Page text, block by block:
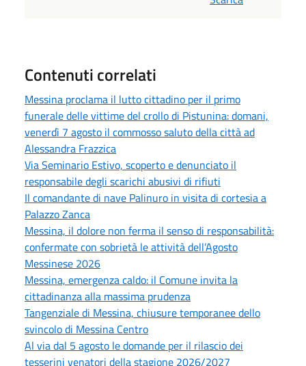
Contenuti correlati
Messina proclama il lutto cittadino per il primo
funerale delle vittime del crollo di Pistunina: domani,
venerdì 7 agosto il commosso saluto della città ad
Alessandra Frazzica
Via Seminario Estivo, scoperto e denunciato il
responsabile degli scarichi abusivi di rifiuti
Il comandante di nave Palinuro in visita di cortesia a
Palazzo Zanca
Messina, il dolore non ferma il senso di responsabilità:
confermate con sobrietà le attività dell’Agosto
Messinese 2026
Messina, emergenza caldo: il Comune invita la
cittadinanza alla massima prudenza
Tangenziale di Messina, chiusure temporanee dello
svincolo di Messina Centro
Al via dal 5 agosto le domande per il rilascio dei
tesserini venatori della stagione 2026/2027